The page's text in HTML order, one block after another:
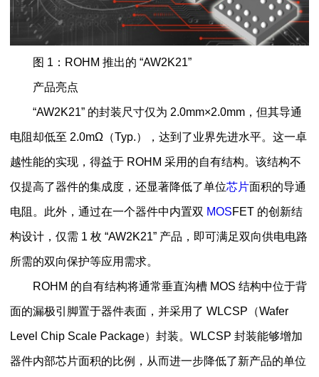
图 1：ROHM 推出的 “AW2K21”
产品亮点
“AW2K21” 的封装尺寸仅为 2.0mm×2.0mm，但其导通
电阻却低至 2.0mΩ（Typ.），达到了业界先进水平。这一卓
越性能的实现，得益于 ROHM 采用的自有结构。该结构不
仅提高了器件的集成度，还显著降低了单位芯片面积的导通
电阻。此外，通过在一个器件中内置双 MOSFET 的创新结
构设计，仅需 1 枚 “AW2K21” 产品，即可满足双向供电电路
所需的双向保护等应用需求。
ROHM 的自有结构将通常垂直沟槽 MOS 结构中位于背
面的漏极引脚置于器件表面，并采用了 WLCSP（Wafer
Level Chip Scale Package）封装。WLCSP 封装能够增加
器件内部芯片面积的比例，从而进一步降低了新产品的单位